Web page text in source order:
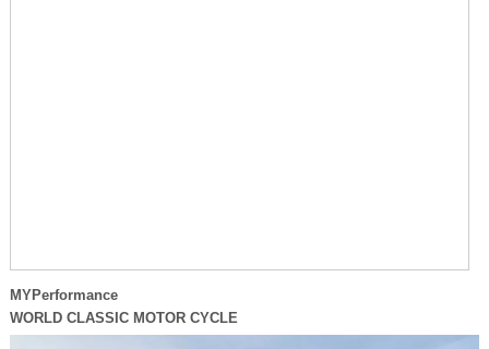
MYPerformance
WORLD CLASSIC MOTOR CYCLE